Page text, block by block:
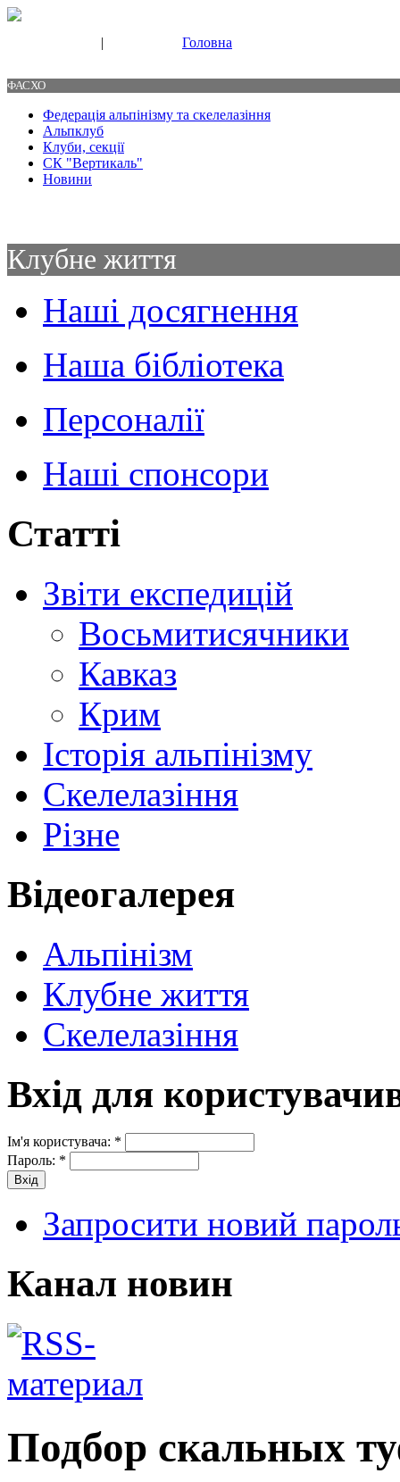
| Головна
ФАСХО
Федерація альпінізму та скелелазіння
Альпклуб
Клуби, секції
СК "Вертикаль"
Новини
Клубне життя
Наші досягнення
Наша бібліотека
Персоналії
Наші спонсори
Статті
Звіти експедицій
Восьмитисячники
Кавказ
Крим
Історія альпінізму
Скелелазіння
Різне
Відеогалерея
Альпінізм
Клубне життя
Скелелазіння
Вхід для
Ім'я користувача: *
Пароль: *
Запросити новий
Канал новин
Подбор скальных